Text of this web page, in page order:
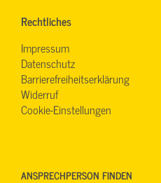
Rechtliches
Impressum
Datenschutz
Barrierefreiheitserklärung
Widerruf
Cookie-Einstellungen
ANSPRECHPERSON FINDEN